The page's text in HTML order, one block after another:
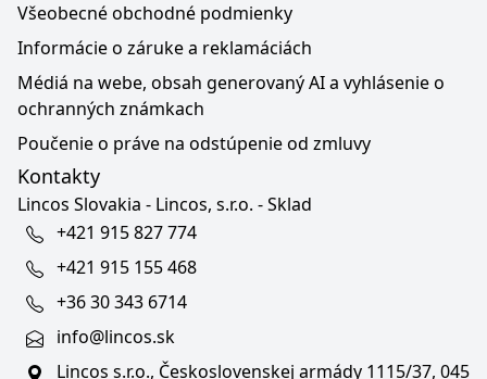
Všeobecné obchodné podmienky
Informácie o záruke a reklamáciách
Médiá na webe, obsah generovaný AI a vyhlásenie o
ochranných známkach
Poučenie o práve na odstúpenie od zmluvy
Kontakty
Lincos Slovakia - Lincos, s.r.o. - Sklad
+421 915 827 774
+421 915 155 468
+36 30 343 6714
info@lincos.sk
Lincos s.r.o., Československej armády 1115/37, 045